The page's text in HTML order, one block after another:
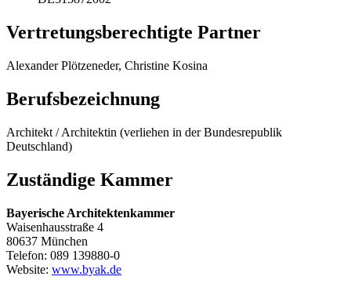
Vertretungsberechtigte Partner
Alexander Plötzeneder, Christine Kosina
Berufsbezeichnung
Architekt / Architektin (verliehen in der Bundesrepublik
Deutschland)
Zuständige Kammer
Bayerische Architektenkammer
Waisenhausstraße 4
80637 München
Telefon: 089 139880-0
Website: www.byak.de